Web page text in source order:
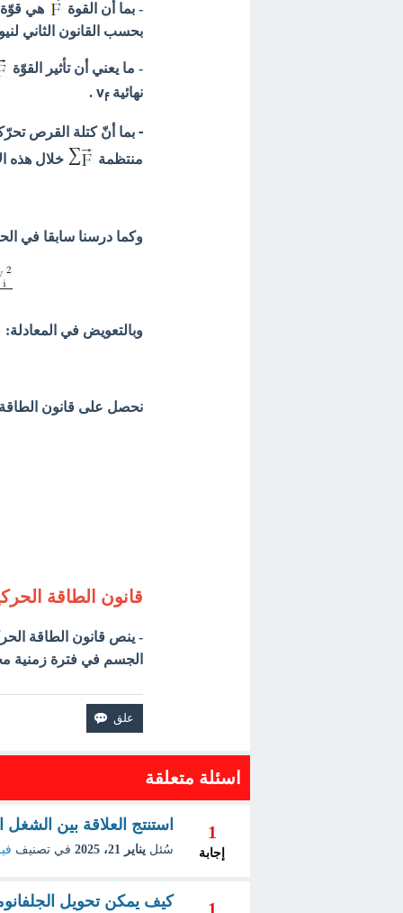
- بما أن القوة
بحسب القانون الثاني
- ما يعني أن تأثير القوّة
نهائية vf
.
- بما أنّ كتلة القرص
منتظمة
خلال هذه
وكما درسنا سابقا في
وبالتعويض في المعادلة:
نحصل على قانون
قانون الطاقة
- ينص قانون الطاقة
الجسم في فترة زمنية
اسئلة متعلقة
1
إجابة
استنتج العلاقة بين
سُئل يناير 21، 2025 في تصنيف
1 كيف يمكن تحويل